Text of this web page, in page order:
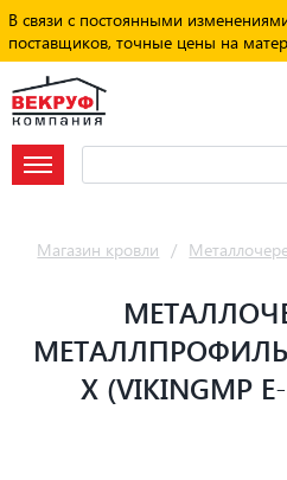
В связи с постоянными
поставщиков, точные цены на
Магазин кровли /
X (VIKINGMP